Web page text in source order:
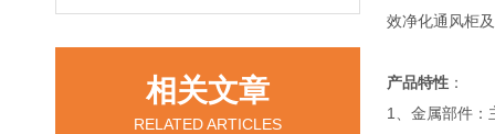
相关文章
RELATED ARTICLES
效净化通风柜
产品特性 ：
1、金属部件：